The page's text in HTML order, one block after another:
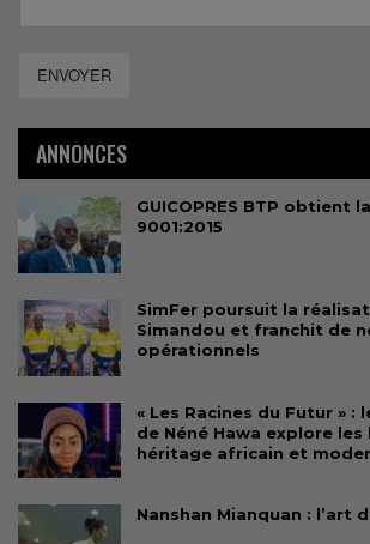
ENVOYER
ANNONCES
GUICOPRES BTP obtient
9001:2015
SimFer poursuit la
Simandou et franchit de
opérationnels
« Les Racines du Futur » :
de Néné Hawa explore
héritage africain et
Nanshan Mianquan : l’art